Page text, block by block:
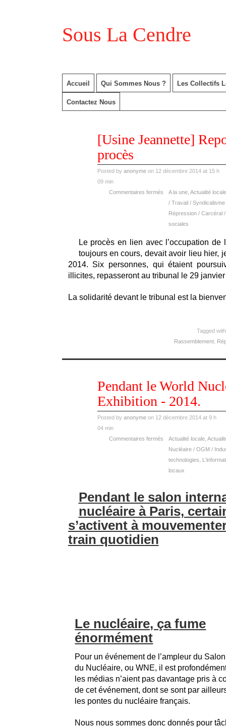
Sous La Cendre
Accueil Qui Sommes Nous ? Les Collectifs
Contactez Nous
[Usine Jeannette]
procès
Posted by anonymeon 12 décembre 2014 at 15 h
09 min
A la une, Actualité locale
/ Travail /
Répression / Carcéral
sociales
Commentaires fermés
Le procès en lien avec l’occupation de
toujours en cours, devait avoir lieu hier,
2014. Six personnes, qui étaient
illicites, repasseront au tribunal le 29
La solidarité devant le tribunal est la
Tagged
Rassemblement,
Pendant le World
Exhibition - 2014.
Posted by anonymeon 12 décembre 2014 at 9 h
04 min
Actualité locale,
Nucléaire / OGM /
technologies
locaux
Commentaires fermés
Pendant le salon
nucléaire à Paris,
s’activent à
train quotidien
Le nucléaire, ça fume
énormément
Pour un événement de l’ampleur du
du Nucléaire, ou WNE, il est
les médias n’aient pas davantage pris à
de cet événement, dont se sont par
les pontes du nucléaire français.
Nous nous sommes donc donnés pour